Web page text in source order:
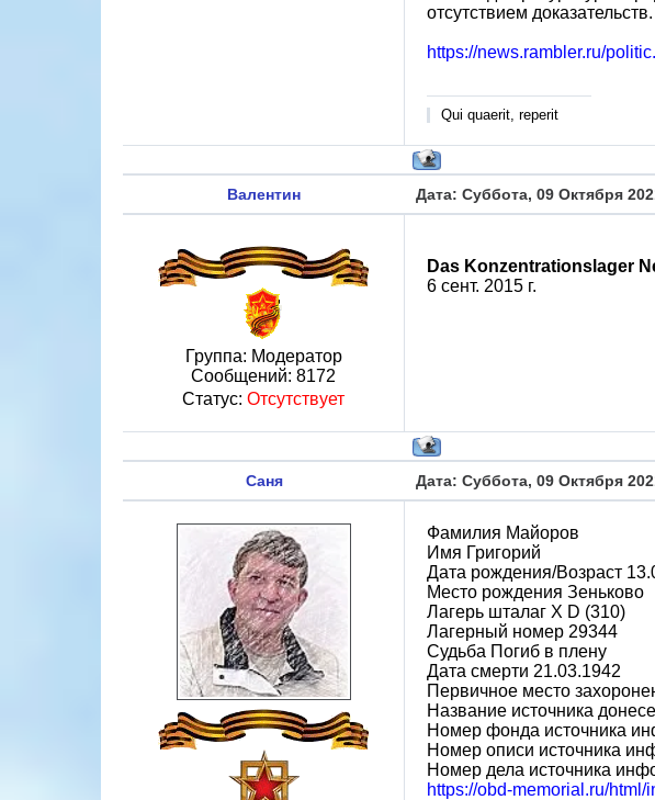
отсутствием доказательств.
https://news.rambler.ru/
Qui quaerit, reperit
Валентин Дата: Суббота, 09 Октября
Группа: Модератор
Сообщений: 8172
Статус: Отсутствует
Das Konzentrationslager
6 сент. 2015 г.
Саня Дата: Суббота, 09 Октября
Фамилия Майоров
Имя Григорий
Дата рождения/Возраст
Место рождения Зеньково
Лагерь шталаг X D (310)
Лагерный номер 29344
Судьба Погиб в плену
Дата смерти 21.03.1942
Первичное место
Название источника
Номер фонда источника
Номер описи источника
Номер дела источника
https://obd-memorial.ru/